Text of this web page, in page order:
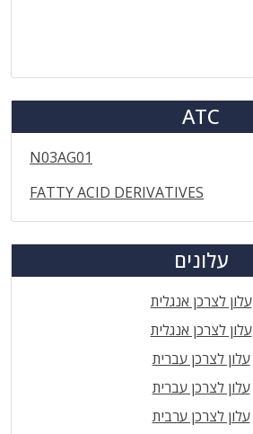
ATC
N03AG01
FATTY ACID DERIVATIVES
עלונים
עלון לצרכן אנגלית
עלון לצרכן אנגלית
עלון לצרכן עברית
עלון לצרכן עברית
עלון לצרכן ערבית